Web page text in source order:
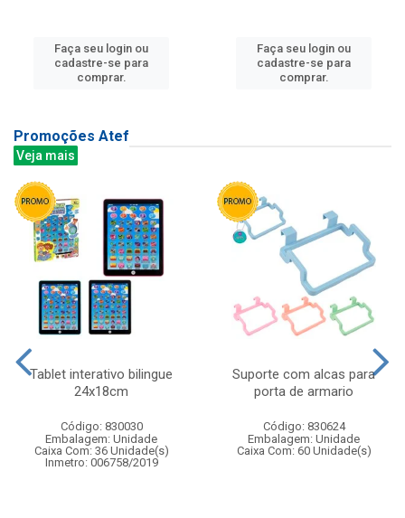
Faça seu login ou
cadastre-se para
comprar.
Faça seu login ou
cadastre-se para
comprar.
Promoções Atef
Veja mais
Tablet interativo bilingue
24x18cm
Código: 830030
Embalagem: Unidade
Caixa Com: 36 Unidade(s)
Inmetro: 006758/2019
Suporte com alcas para
porta de armario
Código: 830624
Embalagem: Unidade
Caixa Com: 60 Unidade(s)